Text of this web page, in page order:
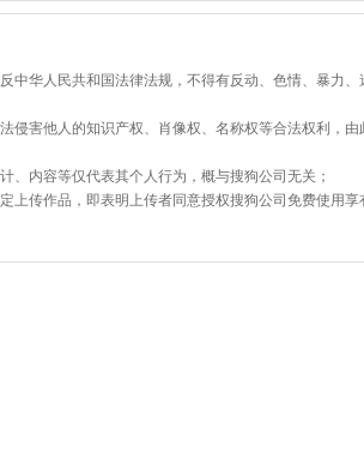
中华人民共和国法律法规，不得有反动、色情、暴力
侵害他人的知识产权、肖像权、名称权等合法权利，
、内容等仅代表其个人行为，概与搜狗公司无关；
上传作品，即表明上传者同意授权搜狗公司免费使用